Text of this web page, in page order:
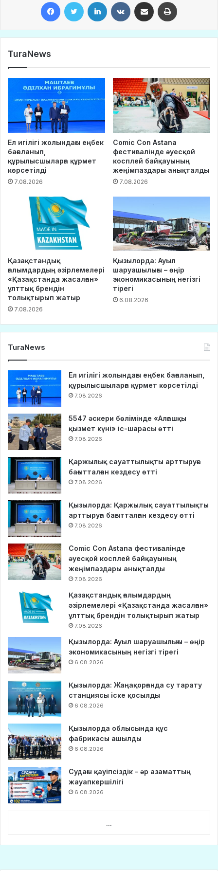
TuraNews
Ел игілігі жолындағы еңбек
бағаланып,
құрылысшыларға құрмет
көрсетілді
7.08.2026
Comic Con Astana
фестивалінде әуесқой
косплей байқауының
жеңімпаздары анықталды
7.08.2026
Қазақстандық
ғалымдардың әзірлемелері
«Қазақстанда жасалған»
ұлттық брендін
толықтырып жатыр
7.08.2026
Қызылорда: Ауыл
шаруашылығы – өңір
экономикасының негізгі
тірегі
6.08.2026
TuraNews
Ел игілігі жолындағы еңбек бағаланып,
құрылысшыларға құрмет көрсетілді
7.08.2026
5547 әскери бөлімінде «Алғашқы
қызмет күні» іс-шарасы өтті
7.08.2026
Қаржылық сауаттылықты арттыруға
бағытталған кездесу өтті
7.08.2026
Қызылорда: Қаржылық сауаттылықты
арттыруға бағытталған кездесу өтті
7.08.2026
Comic Con Astana фестивалінде
әуесқой косплей байқауының
жеңімпаздары анықталды
7.08.2026
Қазақстандық ғалымдардың
әзірлемелері «Қазақстанда жасалған»
ұлттық брендін толықтырып жатыр
7.08.2026
Қызылорда: Ауыл шаруашылығы – өңір
экономикасының негізгі тірегі
6.08.2026
Қызылорда: Жаңақорғанда су тарату
станциясы іске қосылды
6.08.2026
Қызылорда облысында құс
фабрикасы ашылды
6.08.2026
Судағы қауіпсіздік – әр азаматтың
жауапкершілігі
6.08.2026
...